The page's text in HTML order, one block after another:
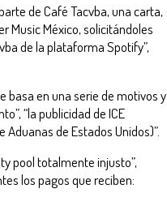
de Café Tacvba, una carta,
Music México, solicitándoles
de la plataforma Spotify”,
basa en una serie de motivos y
“la publicidad de ICE
de Estados Unidos)”.
pool totalmente injusto”,
los pagos que reciben: